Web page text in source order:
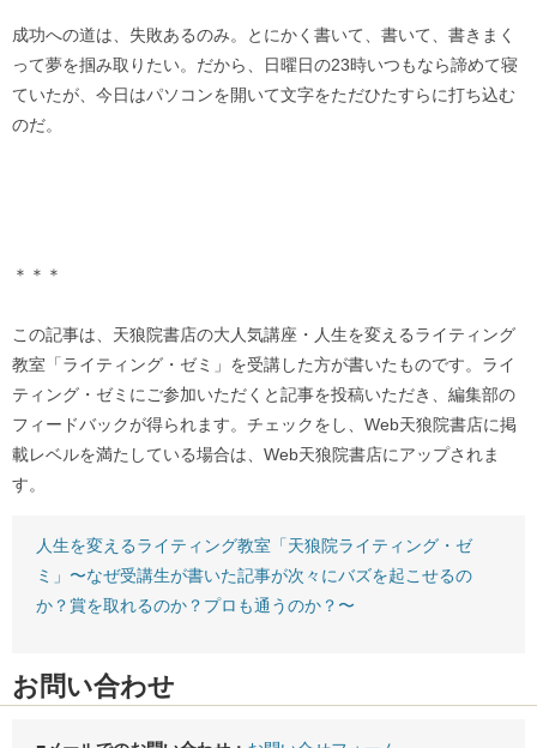
成功への道は、失敗あるのみ。とにかく書いて、書いて、書きまく
って夢を掴み取りたい。だから、日曜日の23時いつもなら諦めて寝
ていたが、今日はパソコンを開いて文字をただひたすらに打ち込む
のだ。
＊＊＊
この記事は、天狼院書店の大人気講座・人生を変えるライティング
教室「ライティング・ゼミ」を受講した方が書いたものです。ライ
ティング・ゼミにご参加いただくと記事を投稿いただき、編集部の
フィードバックが得られます。チェックをし、Web天狼院書店に掲
載レベルを満たしている場合は、Web天狼院書店にアップされま
す。
人生を変えるライティング教室「天狼院ライティング・ゼ
ミ」〜なぜ受講生が書いた記事が次々にバズを起こせるの
か？賞を取れるのか？プロも通うのか？〜
お問い合わせ